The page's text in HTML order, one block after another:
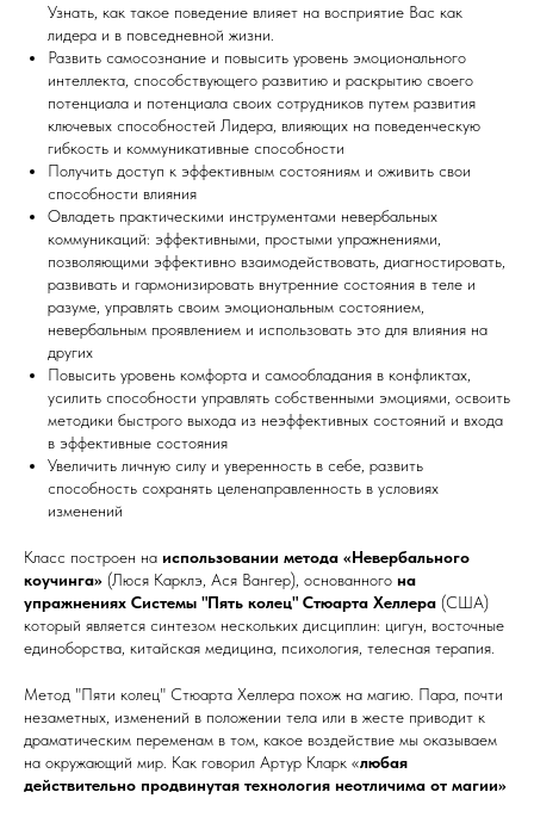
Узнать, как такое поведение влияет на восприятие Вас как
лидера и в повседневной жизни.
Развить самосознание и повысить уровень эмоционального
интеллекта, способствующего развитию и раскрытию своего
потенциала и потенциала своих сотрудников путем развития
ключевых способностей Лидера, влияющих на поведенческую
гибкость и коммуникативные способности
Получить доступ к эффективным состояниям и оживить свои
способности влияния
Овладеть практическими инструментами невербальных
коммуникаций: эффективными, простыми упражнениями,
позволяющими эффективно взаимодействовать, диагностировать,
развивать и гармонизировать внутренние состояния в теле и
разуме, управлять своим эмоциональным состоянием,
невербальным проявлением и использовать это для влияния на
других
Повысить уровень комфорта и самообладания в конфликтах,
усилить способности управлять собственными эмоциями, освоить
методики быстрого выхода из неэффективных состояний и входа
в эффективные состояния
Увеличить личную силу и уверенность в себе, развить
способность сохранять целенаправленность в условиях
изменений
Класс построен на использовании метода «Невербального
коучинга» (Люся Карклэ, Ася Вангер), основанного на
упражнениях Системы "Пять колец" Стюарта Хеллера (США)
который является синтезом нескольких дисциплин: цигун, восточные
единоборства, китайская медицина, психология, телесная терапия.
Метод "Пяти колец" Стюарта Хеллера похож на магию. Пара, почти
незаметных, изменений в положении тела или в жесте приводит к
драматическим переменам в том, какое воздействие мы оказываем
на окружающий мир. Как говорил Артур Кларк «любая
действительно продвинутая технология неотличима от магии»